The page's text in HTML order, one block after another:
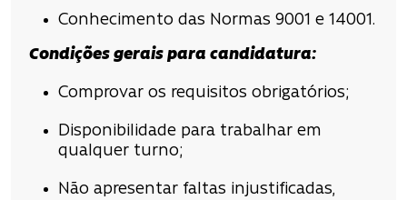
Conhecimento das Normas 9001 e 14001.
Condições gerais para candidatura:
Comprovar os requisitos obrigatórios;
Disponibilidade para trabalhar em
qualquer turno;
Não apresentar faltas injustificadas,